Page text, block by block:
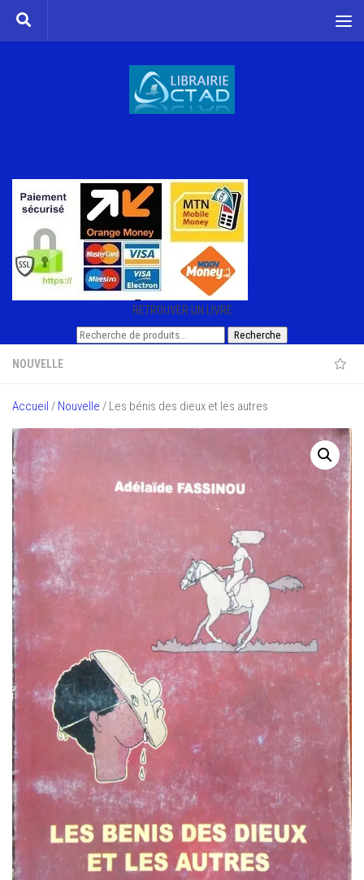
Skip to content
RETROUVER UN LIVRE
Recherche
Recherche
NOUVELLE
Accueil / Nouvelle / Les bénis des dieux et les autres